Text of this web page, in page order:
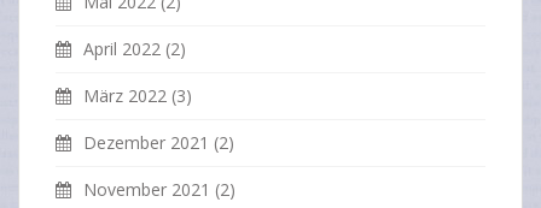
April 2022 (2)
März 2022 (3)
Dezember 2021 (2)
November 2021 (2)